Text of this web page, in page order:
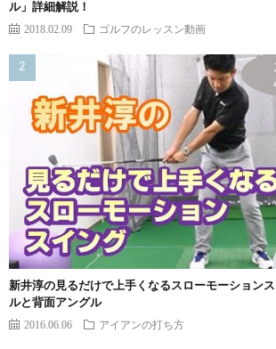
ル」詳細解説！
2018.02.09 ゴルフのレッスン動画
新井淳の見るだけで上手くなるスローモーション
ルと背面アングル
2016.06.06 アイアンの打ち方